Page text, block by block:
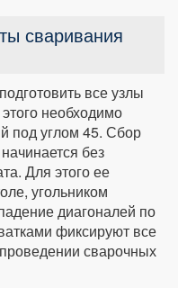
сваривания
все узлы
необходимо
под углом 45. Сбор
без
Для этого ее
угольником
диагоналей по
фиксируют все
сварочных